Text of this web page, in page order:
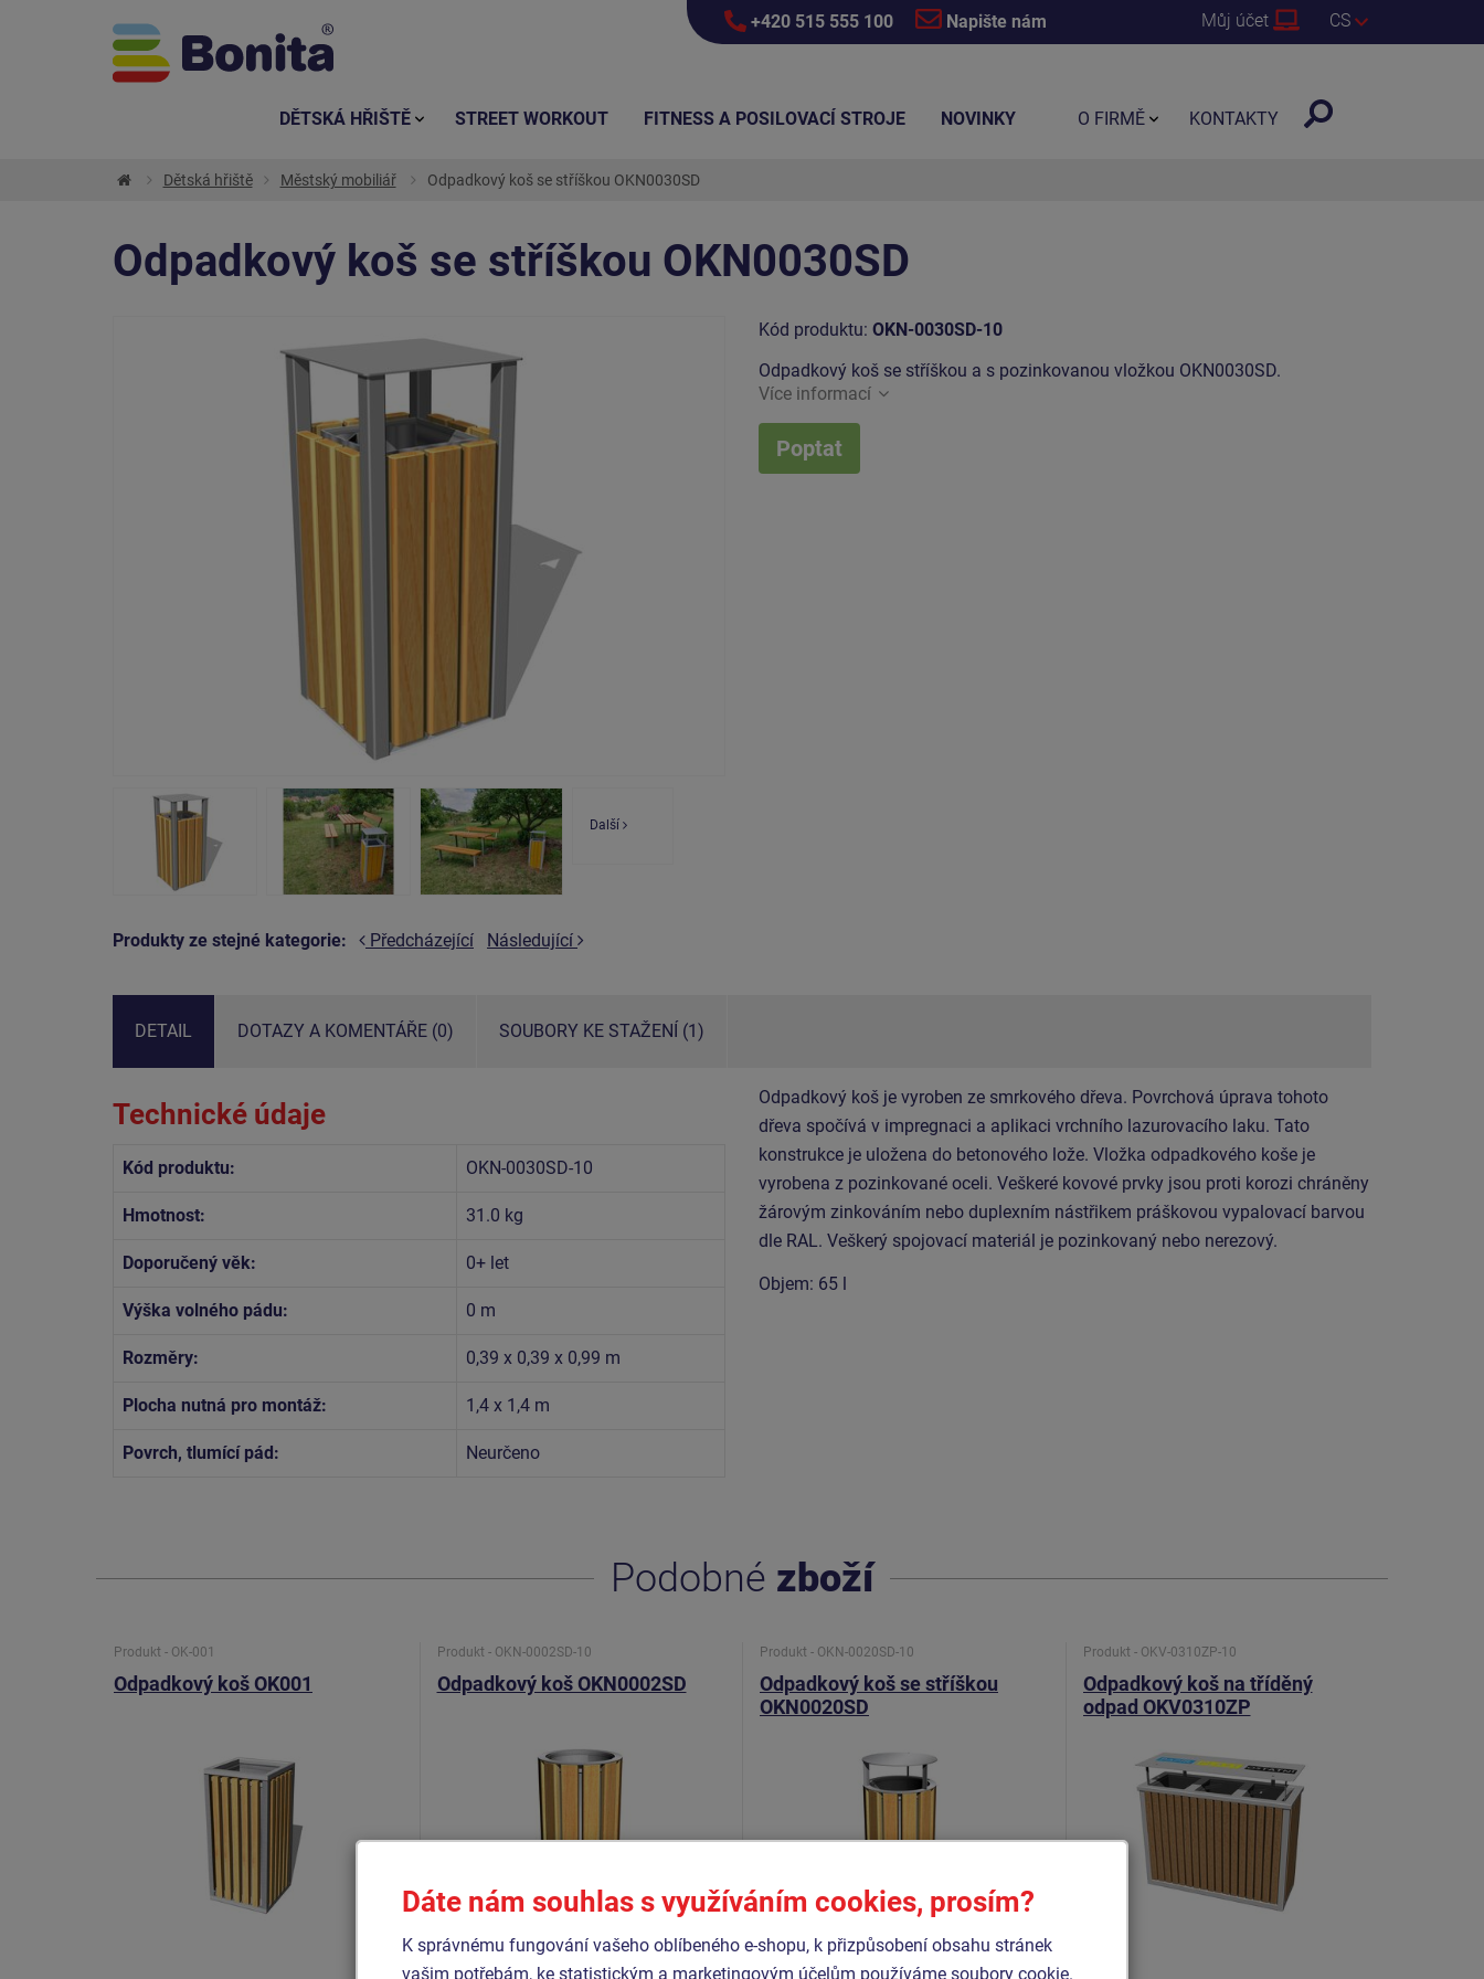
+420 515 555 100 Napište nám Můj účet CS
Dětská hřiště Městský mobiliář Odpadkový koš se stříškou OKN0030SD
Odpadkový koš se stříškou OKN0030SD
Další
Produkty ze stejné kategorie: Předcházející Následující
Kód produktu: OKN-0030SD-10
Odpadkový koš se stříškou a s pozinkovanou vložkou OKN0030SD.
Více informací
Poptat
DETAIL DOTAZY A KOMENTÁŘE (0) SOUBORY KE STAŽENÍ (1)
Technické údaje
Kód produktu: OKN-0030SD-10
Hmotnost: 31.0 kg
Doporučený věk: 0+ let
Výška volného pádu: 0 m
Rozměry: 0,39 x 0,39 x 0,99 m
Plocha nutná pro montáž: 1,4 x 1,4 m
Povrch, tlumící pád: Neurčeno
Odpadkový koš je vyroben ze smrkového dřeva. Povrchová úprava tohoto
dřeva spočívá v impregnaci a aplikaci vrchního lazurovacího laku. Tato
konstrukce je uložena do betonového lože. Vložka odpadkového koše je
vyrobena z pozinkované oceli. Veškeré kovové prvky jsou proti korozi chráněny
žárovým zinkováním nebo duplexním nástřikem práškovou vypalovací barvou
dle RAL. Veškerý spojovací materiál je pozinkovaný nebo nerezový.
Objem: 65 l
Podobné zboží
Produkt - OK-001
Odpadkový koš OK001
Produkt - OKN-0002SD-10
Odpadkový koš OKN0002SD
Produkt - OKN-0020SD-10
Odpadkový koš se stříškou
OKN0020SD
Produkt - OKV-0310ZP-10
Odpadkový koš na tříděný
odpad OKV0310ZP
DĚTSKÁ HŘIŠTĚ STREET WORKOUT FITNESS A POSILOVACÍ STROJE NOVINKY O FIRMĚ KONTAKTY
Dáte nám souhlas s využíváním cookies, prosím?
K správnému fungování vašeho oblíbeného e-shopu, k přizpůsobení obsahu stránek
vašim potřebám, ke statistickým a marketingovým účelům používáme soubory cookie.